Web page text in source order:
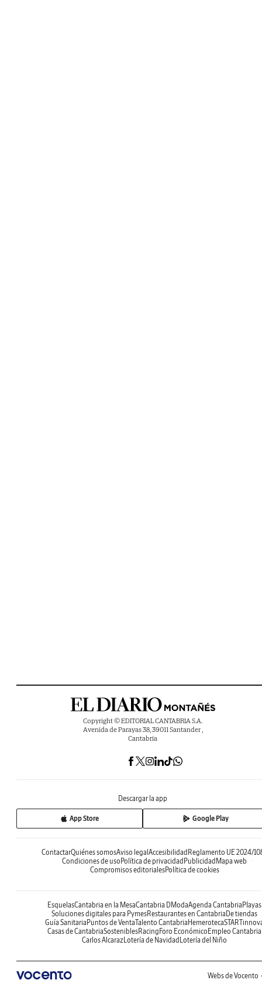
Copyright © EDITORIAL CANTABRIA S.A.
Avenida de Parayas 38, 39011 Santander ,
Cantabria
Descargar la app
App Store Google Play
ContactarQuiénes somosAviso legalAccesibilidadReglamento UE 2024/
Condiciones de usoPolítica de privacidadPublicidadMapa web
Compromisos editorialesPolítica de cookies
EsquelasCantabria en la MesaCantabria DModaAgenda CantabriaPlayas
Soluciones digitales para PymesRestaurantes en CantabriaDe tiendas
Guía SanitariaPuntos de VentaTalento CantabriaHemeroteca
Casas de CantabriaSosteniblesRacingForo EconómicoEmpleo Cantabria
Carlos AlcarazLotería de NavidadLotería del Niño
Webs de Vocento